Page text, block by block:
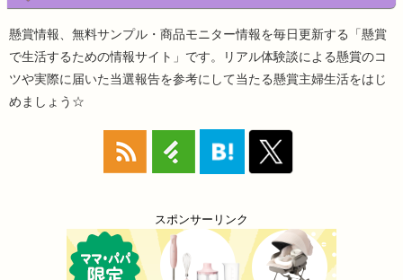
懸賞情報、無料サンプル・商品モニター情報を毎日更新する「懸賞
で生活するための情報サイト」です。リアル体験談による懸賞のコ
ツや実際に届いた当選報告を参考にして当たる懸賞主婦生活をはじ
めましょう☆
スポンサーリンク